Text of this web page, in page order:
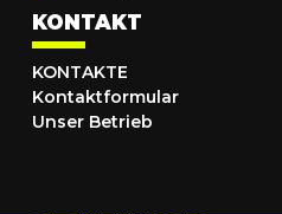
KONTAKT
KONTAKTE
Kontaktformular
Unser Betrieb